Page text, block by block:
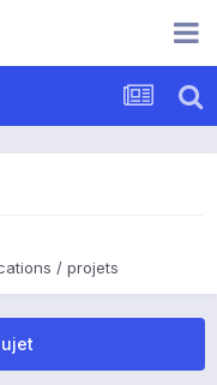
/ projets